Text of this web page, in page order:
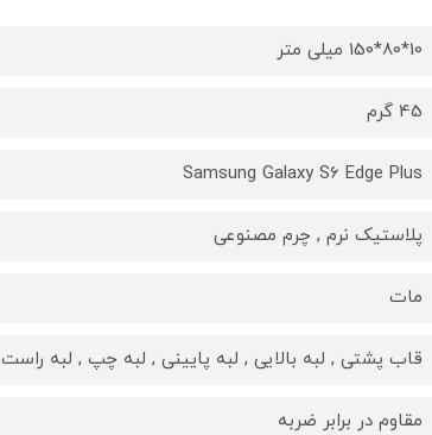
10*80*150 میلی متر
45 گرم
Samsung Galaxy S6 Edge Plus
پلاستیک نرم , چرم مصنوعی
مات
قاب پشتی , لبه بالایی , لبه پایینی , لبه چپ , لبه راست
مقاوم در برابر ضربه